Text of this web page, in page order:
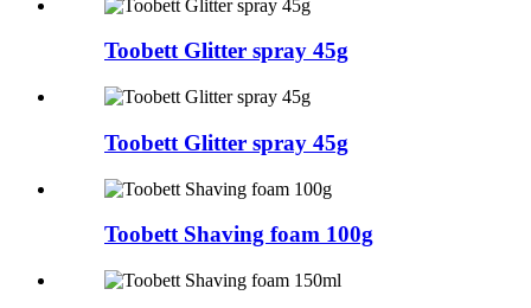
Toobett Glitter spray 45g
Toobett Glitter spray 45g
Toobett Shaving foam 100g